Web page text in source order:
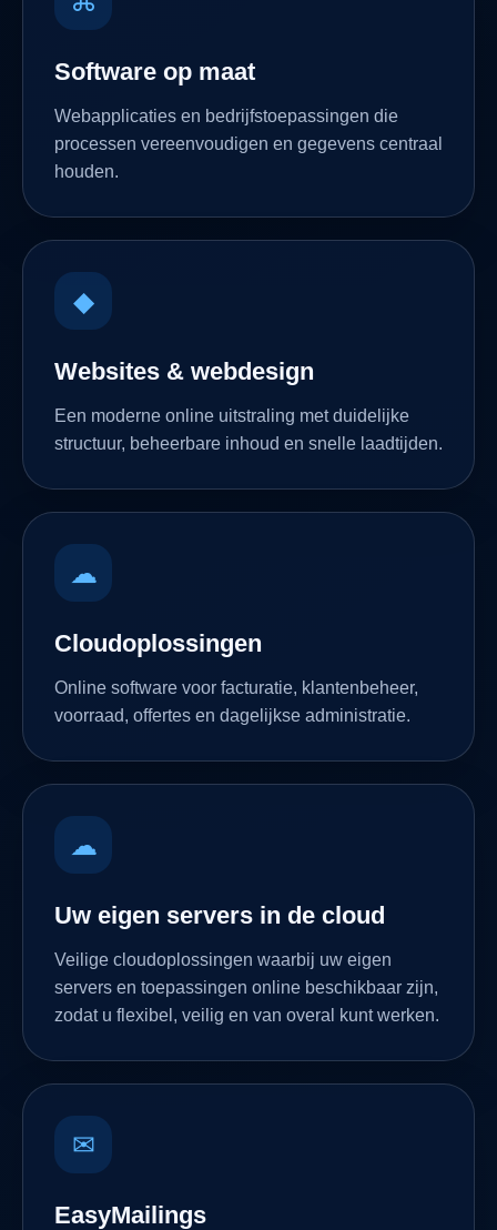
Software op maat
Webapplicaties en bedrijfstoepassingen die
processen vereenvoudigen en gegevens centraal
houden.
◆
Websites & webdesign
Een moderne online uitstraling met duidelijke
structuur, beheerbare inhoud en snelle laadtijden.
☁
Cloudoplossingen
Online software voor facturatie, klantenbeheer,
voorraad, offertes en dagelijkse administratie.
☁
Uw eigen servers in de cloud
Veilige cloudoplossingen waarbij uw eigen
servers en toepassingen online beschikbaar zijn,
zodat u flexibel, veilig en van overal kunt werken.
✉
EasyMailings